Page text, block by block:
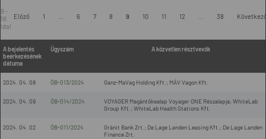
9 -
38.
Előző 1 6 7 8 9 10 11 12 38
A bejelentés
beérkezésének
dátuma
Ügyszám A közvetlen résztvevők
2024. 04. 08 ÖB-013/2024 Ganz-MaVag Holding Kft.; MÁV Vagon Kft.
2024. 04. 09 ÖB-014/2024
VOYAGER Magántőkealap Voyager ONE Részalapja; WhiteLab
Group Kft.; WhiteLab Health Stations Kft.
2024. 04. 02 ÖB-011/2024
Gránit Bank Zrt.; De Lage Landen Leasing Kft.; De Lage Landen
Finance Zrt.